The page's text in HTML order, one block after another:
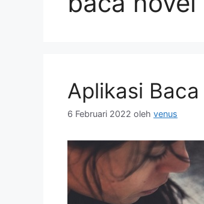
Aplikasi
6 Februari 2022 oleh venus